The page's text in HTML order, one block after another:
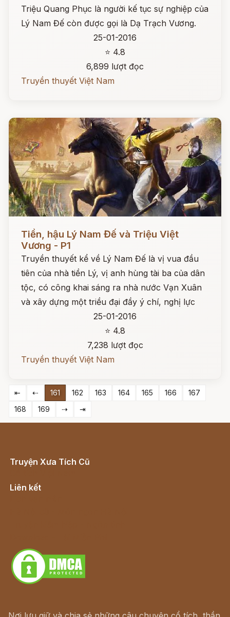
Triệu Quang Phục là người kế tục sự nghiệp của
Lý Nam Đế còn được gọi là Dạ Trạch Vương.
25-01-2016
⭐ 4.8
6,899 lượt đọc
Truyền thuyết Việt Nam
Đọc ngay
Tiền, hậu Lý Nam Đế và Triệu Việt
Vương - P1
Truyền thuyết kể về Lý Nam Đế là vị vua đầu
tiên của nhà tiền Lý, vị anh hùng tài ba của dân
tộc, có công khai sáng ra nhà nước Vạn Xuân
và xây dựng một triều đại đầy ý chí, nghị lực
25-01-2016
⭐ 4.8
7,238 lượt đọc
Truyền thuyết Việt Nam
⇤ ⇠ 161 162 163 164 165 166
167
168
169 ⇢ ⇥
Truyện Xưa Tích Cũ
Liên kết